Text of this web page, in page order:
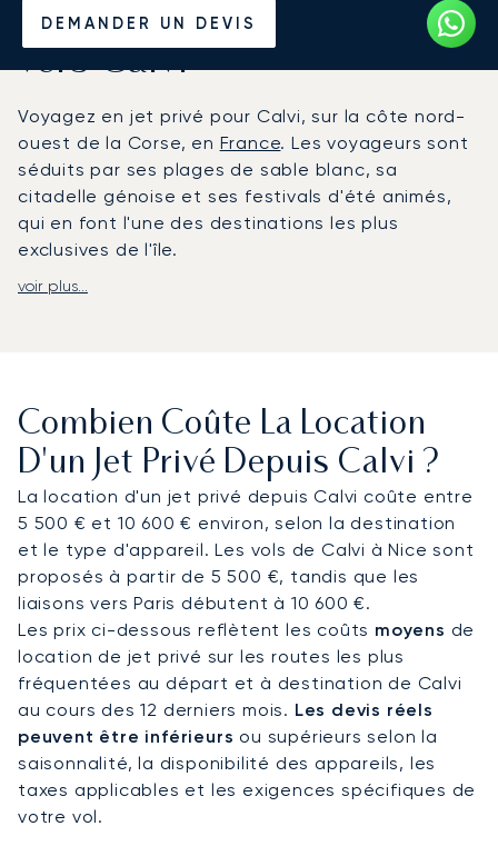
DEMANDER UN DEVIS
Louer un Jet Privé depuis et
vers Calvi
Voyagez en jet privé pour Calvi, sur la côte nord-
ouest de la Corse, en France. Les voyageurs sont
séduits par ses plages de sable blanc, sa
citadelle génoise et ses festivals d'été animés,
qui en font l'une des destinations les plus
exclusives de l'île.
LunaJets organise des vols vers l'aéroport de
constituent des alternatives pratiques pour
rejoindre d'autres régions de la Corse. Chaque
itinéraire est conçu sur mesure pour répondre aux
priorités de nos clients, qu'il s'agisse de se rendre
au festival Calvi on the Rocks, de rejoindre une
villa à flanc de colline avec vue sur la mer ou
d'embarquer pour une location de yacht le long
de la côte de la Balagne. Des transferts en
hélicoptère sont également disponibles pour
Bonifacio, Porto-Vecchio et d'autres lieux prisés
de l'île de Beauté.
Forte de deux décennies d'expérience, LunaJets
garantit une sécurité certifiée Argus®, des tarifs
transparents et des solutions d'affrètement
flexibles, reconnues en Europe et au-delà. À Calvi,
voir plus...
Combien Coûte La Location
D'un Jet Privé Depuis Calvi ?
La location d'un jet privé depuis Calvi coûte entre
5 500 € et 10 600 € environ, selon la destination
et le type d'appareil. Les vols de Calvi à Nice sont
proposés à partir de 5 500 €, tandis que les
liaisons vers Paris débutent à 10 600 €.
Les prix ci-dessous reflètent les coûts moyens de
location de jet privé sur les routes les plus
fréquentées au départ et à destination de Calvi
au cours des 12 derniers mois. Les devis réels
peuvent être inférieurs ou supérieurs selon la
saisonnalité, la disponibilité des appareils, les
taxes applicables et les exigences spécifiques de
votre vol.